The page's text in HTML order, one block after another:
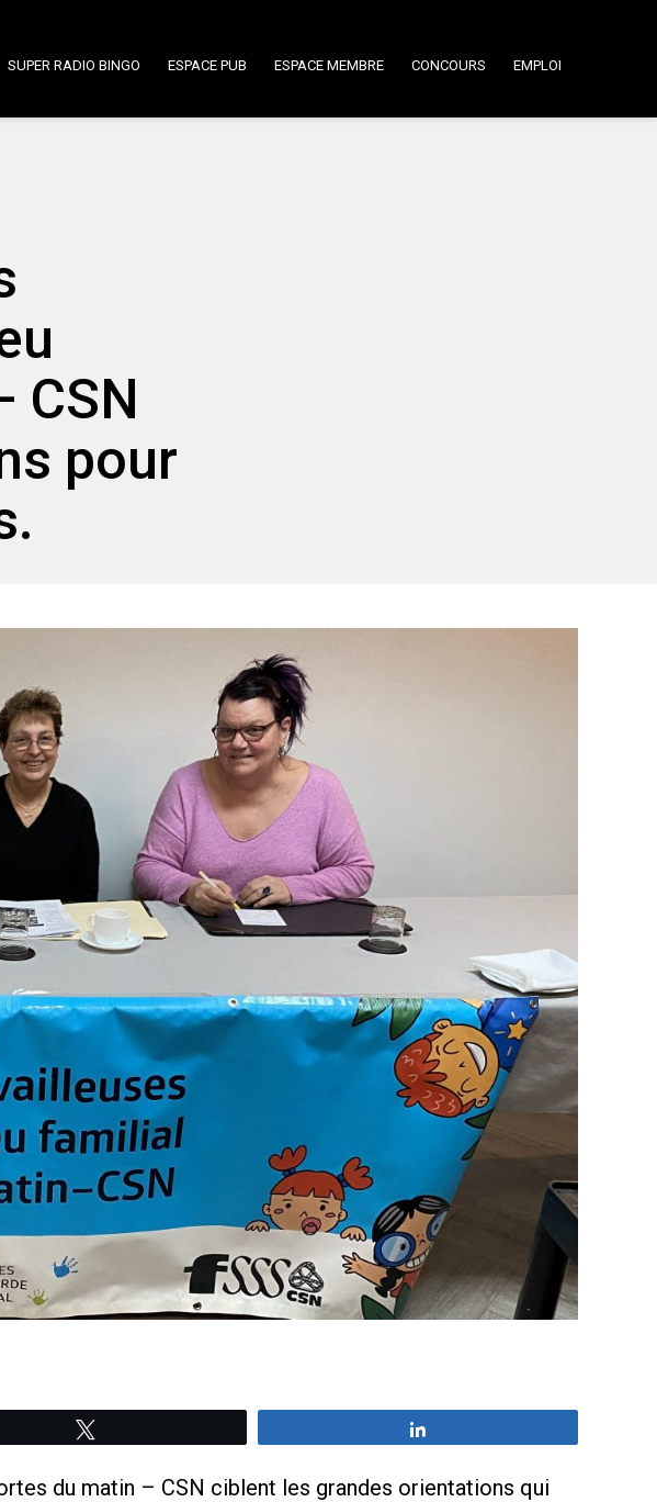
SUPER RADIO BINGO ESPACE PUB ESPACE MEMBRE CONCOURS EMPLOI
CSN
pour
du matin – CSN ciblent les grandes orientations qui